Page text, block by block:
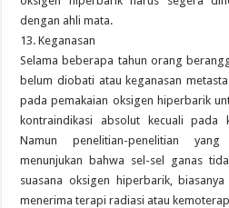
dengan ahli mata.
13. Keganasan
Selama beberapa tahun orang
belum diobati atau keganasan
pada pemakaian oksigen hiperbarik
kontraindikasi absolut kecuali pada
Namun penelitian-penelitian
menunjukan bahwa sel-sel ganas
suasana oksigen hiperbarik,
menerima terapi radiasi atau